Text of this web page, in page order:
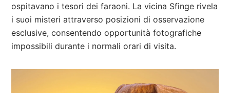
ospitavano i tesori dei faraoni. La vicina Sfinge rivela
i suoi misteri attraverso posizioni di osservazione
esclusive, consentendo opportunità fotografiche
impossibili durante i normali orari di visita.